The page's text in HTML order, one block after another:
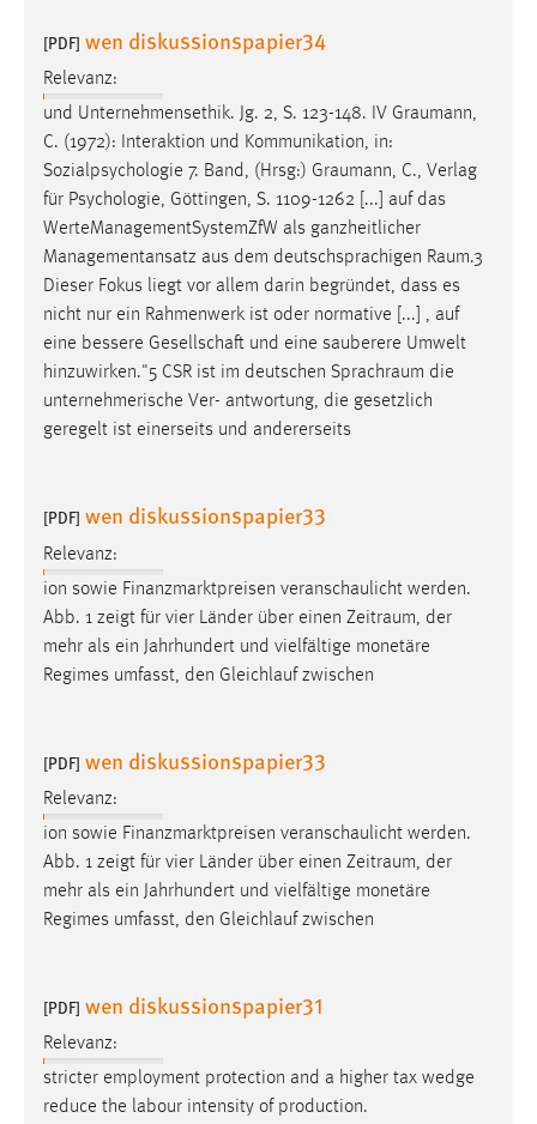
[PDF] wen diskussionspapier34
Relevanz:
und Unternehmensethik. Jg. 2, S. 123-148. IV Graumann,
C. (1972): Interaktion und Kommunikation, in:
Sozialpsychologie 7. Band, (Hrsg:) Graumann, C., Verlag
für Psychologie, Göttingen, S. 1109-1262 [...] auf das
WerteManagementSystemZfW als ganzheitlicher
Managementansatz aus dem deutschsprachigen Raum.3
Dieser Fokus liegt vor allem darin begründet, dass es
nicht nur ein Rahmenwerk ist oder normative [...] , auf
eine bessere Gesellschaft und eine sauberere Umwelt
hinzuwirken."5 CSR ist im deutschen Sprachraum die
unternehmerische Ver- antwortung, die gesetzlich
geregelt ist einerseits und andererseits
[PDF] wen diskussionspapier33
Relevanz:
ion sowie Finanzmarktpreisen veranschaulicht werden.
Abb. 1 zeigt für vier Länder über einen Zeitraum, der
mehr als ein Jahrhundert und vielfältige monetäre
Regimes umfasst, den Gleichlauf zwischen
[PDF] wen diskussionspapier33
Relevanz:
ion sowie Finanzmarktpreisen veranschaulicht werden.
Abb. 1 zeigt für vier Länder über einen Zeitraum, der
mehr als ein Jahrhundert und vielfältige monetäre
Regimes umfasst, den Gleichlauf zwischen
[PDF] wen diskussionspapier31
Relevanz:
stricter employment protection and a higher tax wedge
reduce the labour intensity of production.